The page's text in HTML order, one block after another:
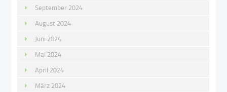
September 2024
August 2024
Juni 2024
Mai 2024
April 2024
März 2024